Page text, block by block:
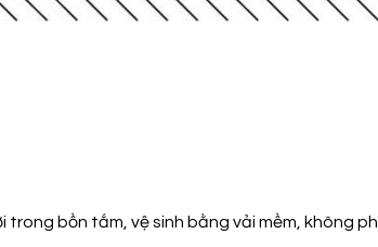
bồn tắm, vệ sinh bằng vải mềm, không